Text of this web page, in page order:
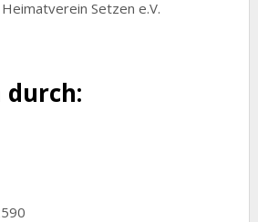
Heimatverein Setzen e.V.